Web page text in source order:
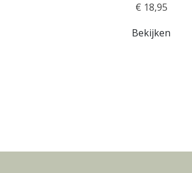
€ 18,95
Bekijken